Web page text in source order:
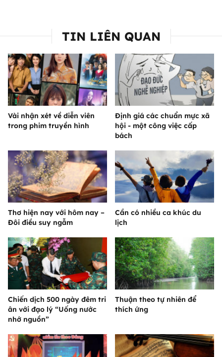
TIN LIÊN QUAN
Vài nhận xét về diễn viên
trong phim truyền hình
Định giá các chuẩn mực xã
hội - một công việc cấp
bách
Thơ hiện nay với hôm nay –
Đôi điều suy ngẫm
Cần có nhiều ca khúc du
lịch
Chiến dịch 500 ngày đêm tri
ân với đạo lý “Uống nước
nhớ nguồn”
Thuận theo tự nhiên để
thích ứng